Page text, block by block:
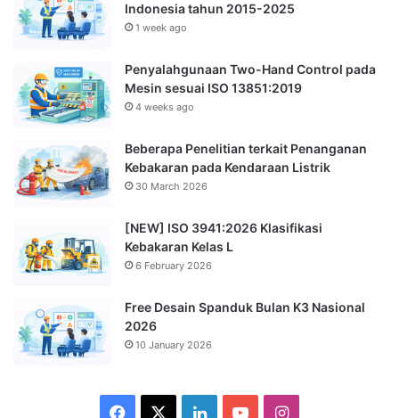
Indonesia tahun 2015-2025
1 week ago
Penyalahgunaan Two-Hand Control pada
Mesin sesuai ISO 13851:2019
4 weeks ago
Beberapa Penelitian terkait Penanganan
Kebakaran pada Kendaraan Listrik
30 March 2026
[NEW] ISO 3941:2026 Klasifikasi
Kebakaran Kelas L
6 February 2026
Free Desain Spanduk Bulan K3 Nasional
2026
10 January 2026
Facebook LinkedInYouTubeInstagram